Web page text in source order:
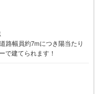
路幅員約7mにつき陽当たり
で建てられます！